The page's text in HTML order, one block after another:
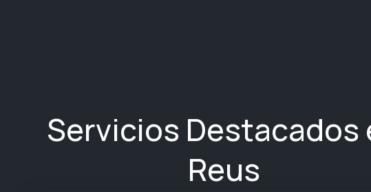
Servicios Destacados
Reus